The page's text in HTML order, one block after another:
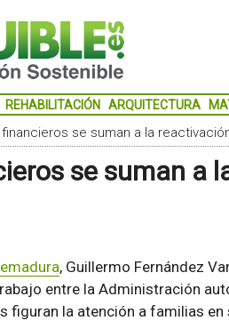
REHABILITACIÓN ARQUITECTURA
se suman a la
se suman a
, Guillermo Fernández
entre la Administración
figuran la atención a familias